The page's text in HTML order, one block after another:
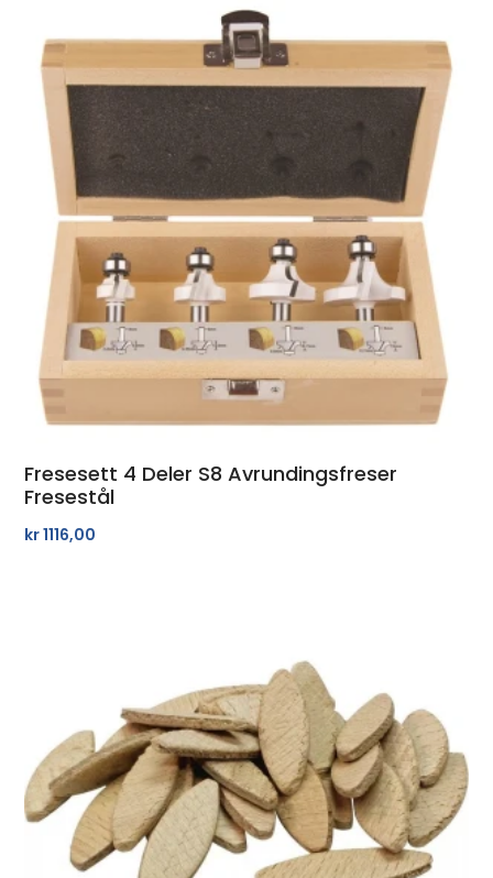
Fresesett 4 Deler S8 Avrundingsfreser
Fresestål
kr1116,00